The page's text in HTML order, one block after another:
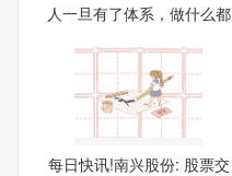
人一旦有了体系，做什么都
每日快讯!南兴股份: 股票交